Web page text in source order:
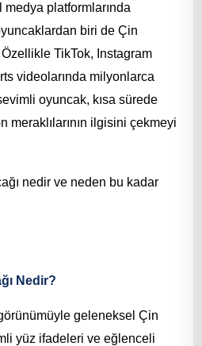
platformlarında
biri de Çin
Özellikle TikTok, Instagram
videolarında milyonlarca
oyuncak, kısa sürede
meraklılarının ilgisini çekmeyi
nedir ve neden bu kadar
Nedir?
geleneksel Çin
yüz ifadeleri ve eğlenceli